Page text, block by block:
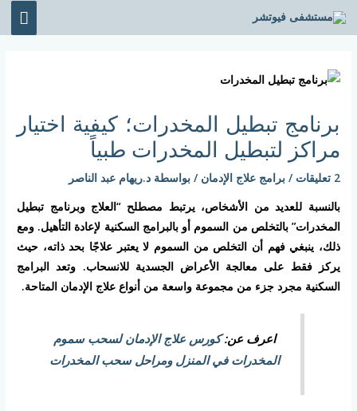
تخطي
إلى
برنامج تبطيل المخدرات؛ كيفية اختيار
مراكز لتبطيل المخدرات طبياً
2 تعليقات /برامج علاج الإدمان / بواسطة د.ريهام عبد الناصر
بالنسبة للعديد من الأشخاص، يرتبط مصطلح “العلاج وبرنامج تبطيل
المخدرات” بالتخلص من السموم أو بالبرامج السكنية لإعادة التأهيل. ومع
ذلك، ينبغي فهم أن التخلص من السموم لا يعتبر علاجًا بحد ذاته، حيث
يركز فقط على معالجة الأعراض الجسدية للانسحاب. وتعد البرامج
السكنية مجرد جزء من مجموعة واسعة من أنواع علاج الإدمان المتاحة.
اعرف عن:كورس علاج الإدمان لسحب سموم
المخدرات في المنزل ومراحل سحب المخدرات
navigation